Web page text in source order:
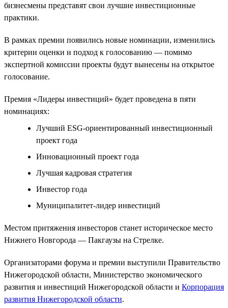
бизнесмены представят свои лучшие инвестиционные
практики.
В рамках премии появились новые номинации, изменились
критерии оценки и подход к голосованию — помимо
экспертной комиссии проекты будут вынесены на открытое
голосование.
Премия «Лидеры инвестиций» будет проведена в пяти
номинациях:
Лучший ESG-ориентированный инвестиционный
проект года
Инновационный проект года
Лучшая кадровая стратегия
Инвестор года
Муниципалитет-лидер инвестиций
Местом притяжения инвесторов станет историческое место
Нижнего Новгорода — Пакгаузы на Cтрелке.
Организаторами форума и премии выступили Правительство
Нижегородской области, Министерство экономического
развития и инвестиций Нижегородской области и Корпорация
развития Нижегородской области.